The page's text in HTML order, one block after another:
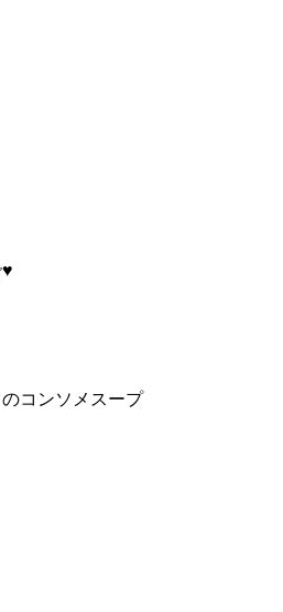
ソメスープ